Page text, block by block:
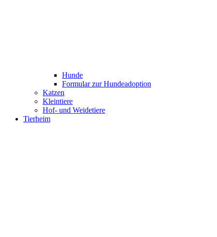
Hunde
Formular zur Hundeadoption
Katzen
Kleintiere
Hof- und Weidetiere
Tierheim